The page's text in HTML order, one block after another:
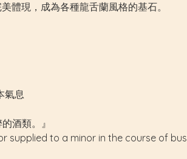
體現，成為各種龍舌蘭風格的基石。
氣息
酒類。』
supplied to a minor in the course of